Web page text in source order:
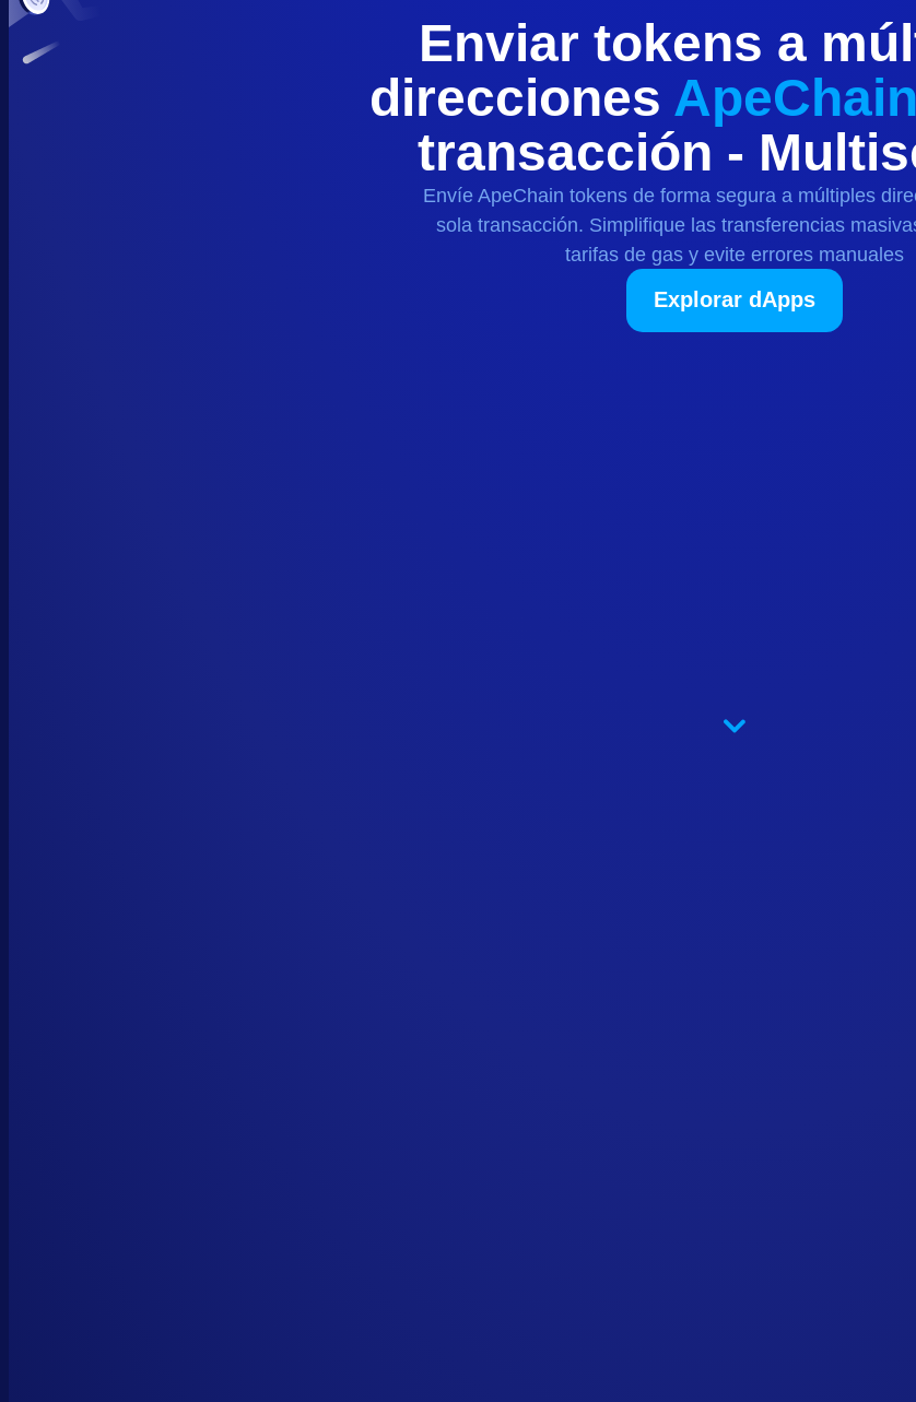
Enviar tokens a
direcciones ApeChain
transacción -
EnvíeApeChain tokens de forma segura a múltiples
sola transacción. Simplifique las transferencias
tarifas de gas y evite errores manuales
Explorar dApps